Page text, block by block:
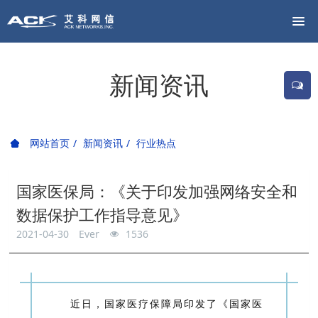
新闻资讯
网站首页 新闻资讯 行业热点
国家医保局：《关于印发加强网络安全和
数据保护工作指导意见》
2021-04-30 Ever 1536
近日，国家医疗保障局印发了《国家医